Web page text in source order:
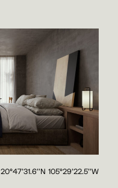
20°47'31.6''N 105°29'22.5''W